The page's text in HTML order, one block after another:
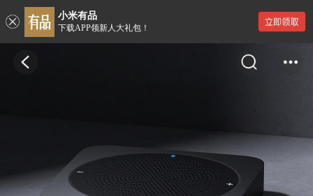
小米有品
下载APP领新人大礼包！